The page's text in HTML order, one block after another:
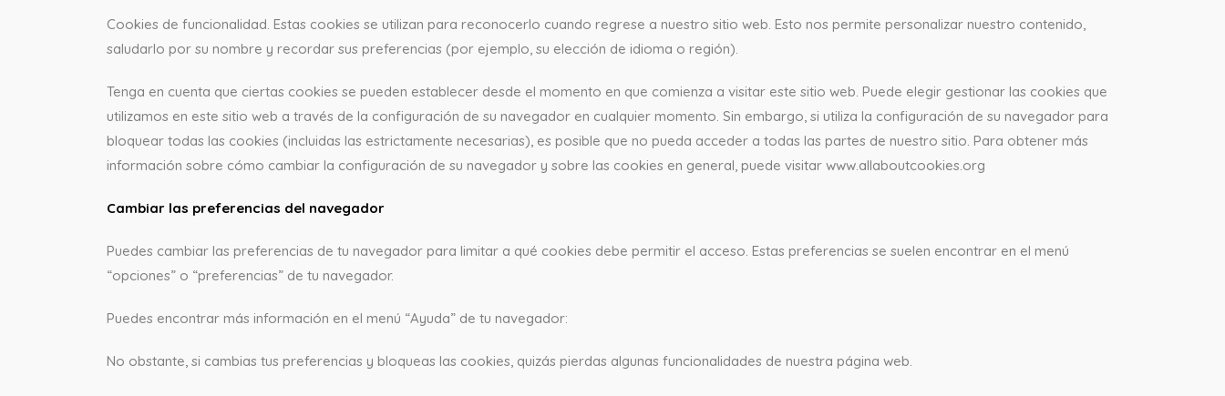
Cookies de funcionalidad. Estas cookies se utilizan para reconocerlo cuando regrese a nuestro sitio web. Esto nos permite personalizar nuestro contenido,
saludarlo por su nombre y recordar sus preferencias (por ejemplo, su elección de idioma o región).
Tenga en cuenta que ciertas cookies se pueden establecer desde el momento en que comienza a visitar este sitio web. Puede elegir gestionar las cookies que
utilizamos en este sitio web a través de la configuración de su navegador en cualquier momento. Sin embargo, si utiliza la configuración de su navegador para
bloquear todas las cookies (incluidas las estrictamente necesarias), es posible que no pueda acceder a todas las partes de nuestro sitio. Para obtener más
información sobre cómo cambiar la configuración de su navegador y sobre las cookies en general, puede visitar www.allaboutcookies.org
Cambiar las preferencias del navegador
Puedes cambiar las preferencias de tu navegador para limitar a qué cookies debe permitir el acceso. Estas preferencias se suelen encontrar en el menú
“opciones” o “preferencias” de tu navegador.
Puedes encontrar más información en el menú “Ayuda” de tu navegador:
No obstante, si cambias tus preferencias y bloqueas las cookies, quizás pierdas algunas funcionalidades de nuestra página web.